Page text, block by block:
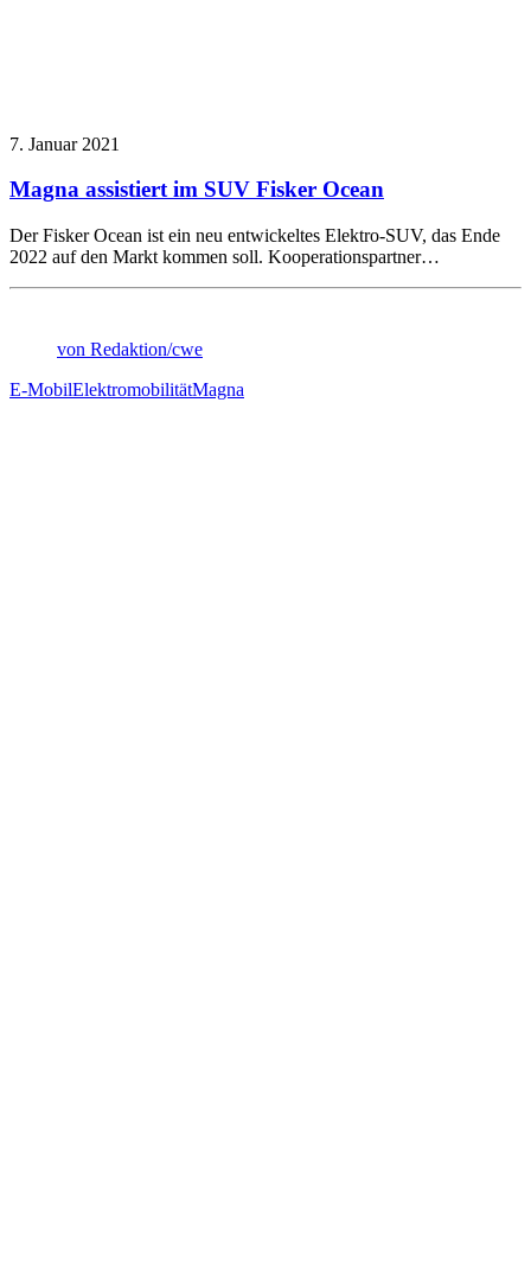
7. Januar 2021
Magna assistiert im SUV Fisker Ocean
Der Fisker Ocean ist ein neu entwickeltes Elektro-SUV, das Ende
2022 auf den Markt kommen soll. Kooperationspartner…
von Redaktion/cwe
E-MobilElektromobilitätMagna